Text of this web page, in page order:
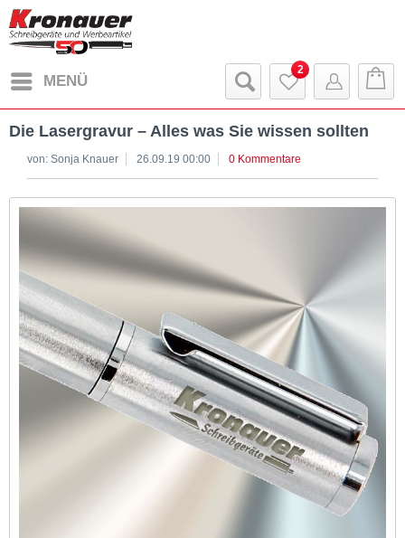
MENÜ
2
Die Lasergravur – Alles was Sie wissen sollten
von: Sonja Knauer 26.09.19 00:00 0 Kommentare